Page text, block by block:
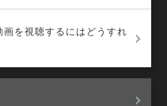
を視聴するにはどうすれ